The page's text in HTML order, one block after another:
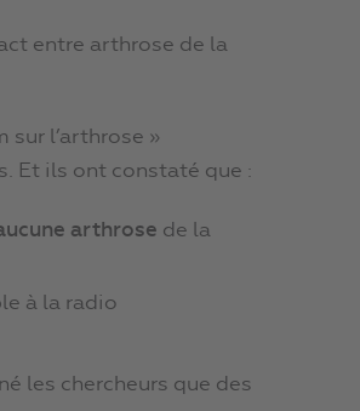
entre arthrose de la
sur l’arthrose »
Et ils ont constaté que :
arthrose de la
à la radio
les chercheurs que des